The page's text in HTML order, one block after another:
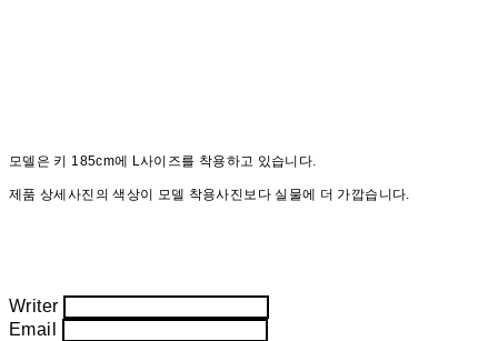
모델은 키 185cm에 L사이즈를 착용하고 있습니다.
제품 상세사진의 색상이 모델 착용사진보다 실물에 더 가깝습니다.
Writer
Email